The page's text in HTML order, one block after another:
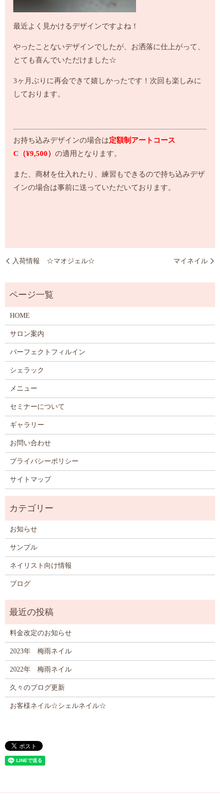
最近よく見かけるデザインですよね！
やったことないデザインでしたが、お洒落に仕上がって、
とても喜んでいただけました☆
3ヶ月ぶりに再会できて嬉しかったです！次回も楽しみに
しております。
お持ち込みデザインの場合は定額制アートコース
C（¥9,500）の適用となります。
また、商材を仕入れたり、練習もできるので持ち込みデザ
インの場合は事前に送っていただいております。
入荷情報 ☆マオジェル☆ マイネイル
HOME
サロン案内
パーフェクトフィルイン
シェラック
メニュー
セミナーについて
ギャラリー
お問い合わせ
プライバシーポリシー
サイトマップ
お知らせ
サンプル
ネイリスト向け情報
ブログ
料金改定のお知らせ
2023年 梅雨ネイル
2022年 梅雨ネイル
久々のブログ更新
お客様ネイル☆シェルネイル☆